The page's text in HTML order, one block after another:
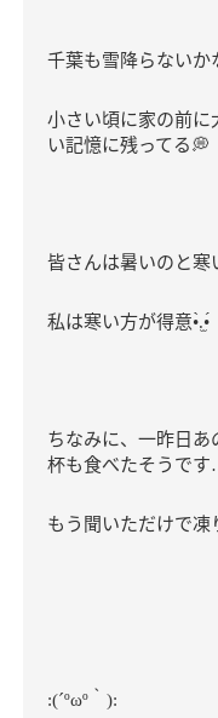
千葉も雪降らないか
小さい頃に家の前
い記憶に残ってる💭
皆さんは暑いのと寒
私は寒い方が得意•̀.̫•́
ちなみに、一昨日
杯も食べたそうです
もう聞いただけで凍
:(´ºωº ｀ ):